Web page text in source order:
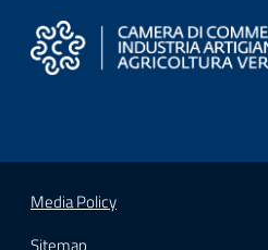
Media Policy
Sitemap